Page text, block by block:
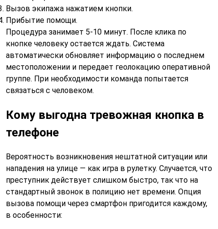
Вызов экипажа нажатием кнопки.
Прибытие помощи.
Процедура занимает 5-10 минут. После клика по
кнопке человеку остается ждать. Система
автоматически обновляет информацию о последнем
местоположении и передает геолокацию оперативной
группе. При необходимости команда попытается
связаться с человеком.
Кому выгодна тревожная кнопка в
телефоне
Вероятность возникновения нештатной ситуации или
нападения на улице — как игра в рулетку. Случается, что
преступник действует слишком быстро, так что на
стандартный звонок в полицию нет времени. Опция
вызова помощи через смартфон пригодится каждому,
в особенности: